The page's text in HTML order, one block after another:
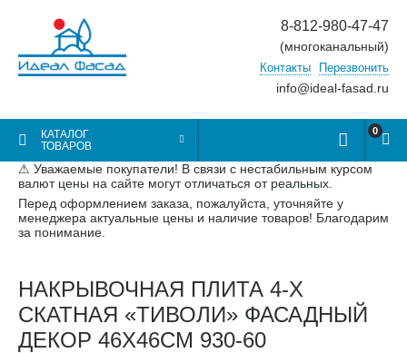
8-812-980-47-47
(многоканальный)
Контакты Перезвонить
info@ideal-fasad.ru
КАТАЛОГ
ТОВАРОВ
0
⚠ Уважаемые покупатели! В связи с нестабильным курсом
валют цены на сайте могут отличаться от реальных.
Перед оформлением заказа, пожалуйста, уточняйте у
менеджера актуальные цены и наличие товаров! Благодарим
за понимание.
НАКРЫВОЧНАЯ ПЛИТА 4-Х
СКАТНАЯ «ТИВОЛИ» ФАСАДНЫЙ
ДЕКОР 46Х46СМ 930-60